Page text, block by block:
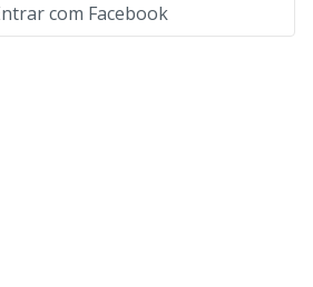
com Facebook